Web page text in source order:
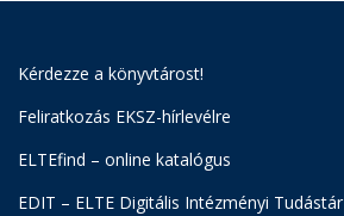
Kérdezze a könyvtárost!
Feliratkozás EKSZ-hírlevélre
ELTEfind – online katalógus
EDIT – ELTE Digitális Intézményi Tudástár